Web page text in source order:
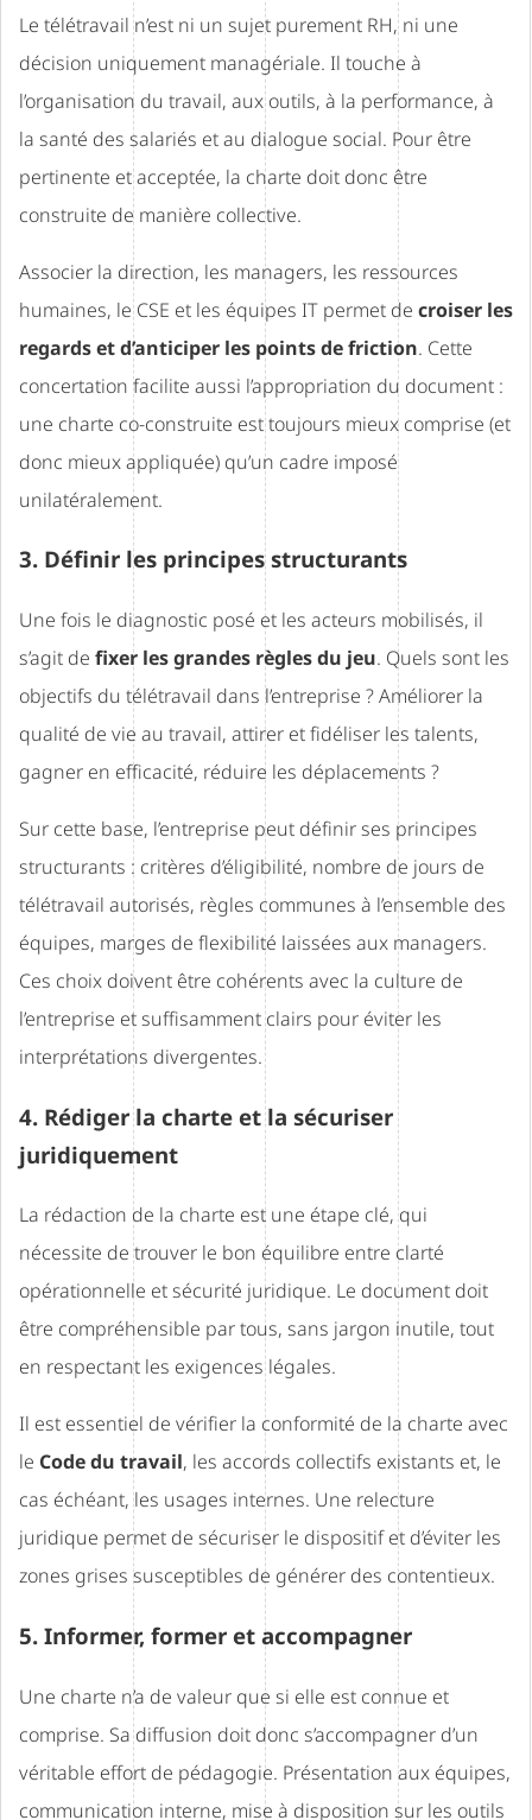
Le télétravail n’est ni un sujet purement RH, ni une
décision uniquement managériale. Il touche à
l’organisation du travail, aux outils, à la performance, à
la santé des salariés et au dialogue social. Pour être
pertinente et acceptée, la charte doit donc être
construite de manière collective.
Associer la direction, les managers, les ressources
humaines, le CSE et les équipes IT permet de croiser les
regards et d’anticiper les points de friction. Cette
concertation facilite aussi l’appropriation du document :
une charte co-construite est toujours mieux comprise (et
donc mieux appliquée) qu’un cadre imposé
unilatéralement.
3. Définir les principes structurants
Une fois le diagnostic posé et les acteurs mobilisés, il
s’agit de fixer les grandes règles du jeu. Quels sont les
objectifs du télétravail dans l’entreprise ? Améliorer la
qualité de vie au travail, attirer et fidéliser les talents,
gagner en efficacité, réduire les déplacements ?
Sur cette base, l’entreprise peut définir ses principes
structurants : critères d’éligibilité, nombre de jours de
télétravail autorisés, règles communes à l’ensemble des
équipes, marges de flexibilité laissées aux managers.
Ces choix doivent être cohérents avec la culture de
l’entreprise et suffisamment clairs pour éviter les
interprétations divergentes.
4. Rédiger la charte et la sécuriser
juridiquement
La rédaction de la charte est une étape clé, qui
nécessite de trouver le bon équilibre entre clarté
opérationnelle et sécurité juridique. Le document doit
être compréhensible par tous, sans jargon inutile, tout
en respectant les exigences légales.
Il est essentiel de vérifier la conformité de la charte avec
le Code du travail, les accords collectifs existants et, le
cas échéant, les usages internes. Une relecture
juridique permet de sécuriser le dispositif et d’éviter les
zones grises susceptibles de générer des contentieux.
5. Informer, former et accompagner
Une charte n’a de valeur que si elle est connue et
comprise. Sa diffusion doit donc s’accompagner d’un
véritable effort de pédagogie. Présentation aux équipes,
communication interne, mise à disposition sur les outils